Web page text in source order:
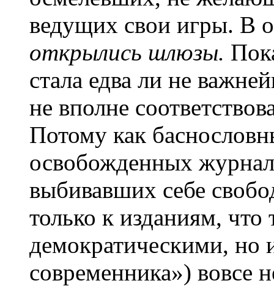
ведущих свои игры. В
открылись шлюзы.
стала едва ли не
не вполне
Потому как
освобожденных
выбивавших себе
только к изданиям, что
демократическими, но
современника») вовсе